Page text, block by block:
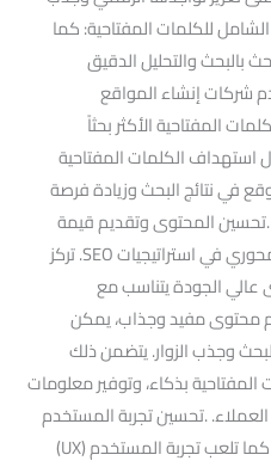
للكلمات المفتاحية: كما
بالبحث والتحليل الدقيق
شركات إنشاء المواقع
المفتاحية الأكثر بحثاً
استهداف الكلمات المفتاحية
في نتائج البحث وزيادة فرصة
المحتوى وتقديم قيمة
مضافة: كذلك المحتوى هو عنصر محوري في استراتيجيات SEO. تركز
الجودة يتناسب مع
محتوى مفيد وجذاب، يمكن
وجذب الزوار. يتضمن ذلك
بذكاء، وتوفير معلومات
.تحسين تجربة المستخدم
(UX) وتجربة واجهة المستخدم (UI): كما تلعب تجربة المستخدم (UX)